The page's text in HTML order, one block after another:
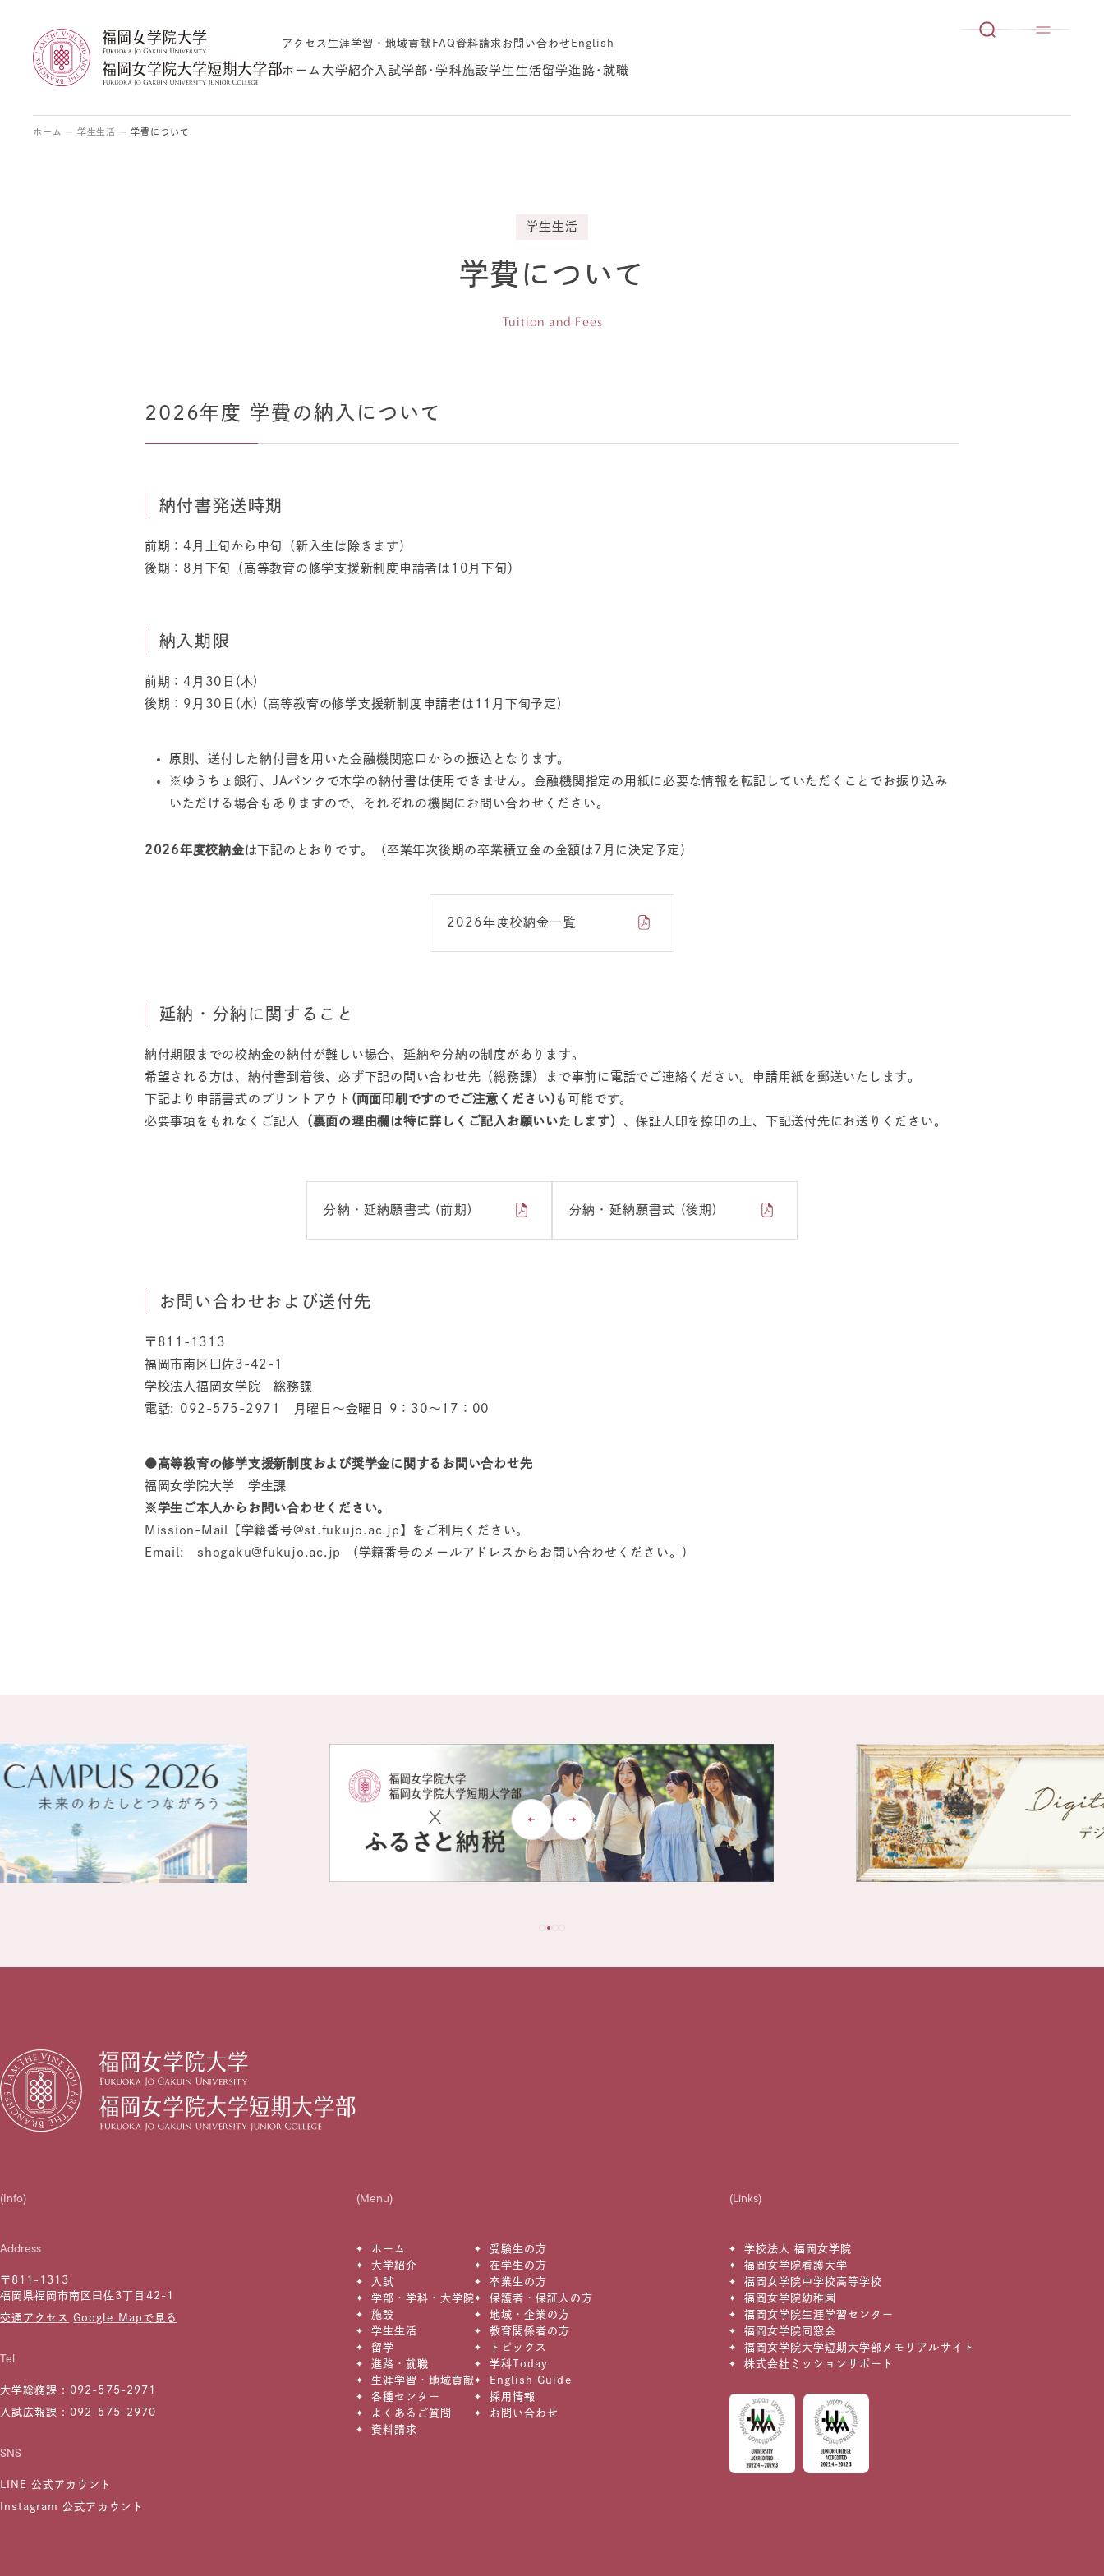
アクセス生涯学習・地域貢献 FAQ資料請求 お問い合わせ English
ホーム 大学紹介 入試学部･学科施設学生生活留学進路･就職
ホーム 学生生活 学費について
学生生活
学費について
Tuition and Fees
2026年度 学費の納入について
納付書発送時期
前期：4月上旬から中旬（新入生は除きます）
後期：8月下旬（高等教育の修学支援新制度申請者は10月下旬）
納入期限
前期：4月30日(木)
後期：9月30日(水) (高等教育の修学支援新制度申請者は11月下旬予定)
原則、送付した納付書を用いた金融機関窓口からの振込となります。
※ゆうちょ銀行、JAバンクで本学の納付書は使用できません。金融機関指定の用紙に必要な情報を転記していただくことでお振り込み
いただける場合もありますので、それぞれの機関にお問い合わせください。
2026年度校納金は下記のとおりです。（卒業年次後期の卒業積立金の金額は7月に決定予定）
2026年度校納金一覧
延納・分納に関すること
納付期限までの校納金の納付が難しい場合、延納や分納の制度があります。
希望される方は、納付書到着後、必ず下記の問い合わせ先（総務課）まで事前に電話でご連絡ください。申請用紙を郵送いたします。
下記より申請書式のプリントアウト (両面印刷ですのでご注意ください) も可能です。
必要事項をもれなくご記入
（裏面の理由欄は特に詳しくご記入お願いいたします） 、保証人印を捺印の上、下記送付先にお送りください。
分納・延納願書式 (前期) 分納・延納願書式 (後期)
お問い合わせおよび送付先
〒811-1313
福岡市南区曰佐3-42-1
学校法人福岡女学院 総務課
電話: 092-575-2971 月曜日～金曜日 9：30～17：00
●高等教育の修学支援新制度および奨学金に関するお問い合わせ先
福岡女学院大学 学生課
※学生ご本人からお問い合わせください。
Mission-Mail【学籍番号@st.fukujo.ac.jp】をご利用ください。
Email: shogaku@fukujo.ac.jp （学籍番号のメールアドレスからお問い合わせください。）
(Info)
Address
〒811-1313
福岡県福岡市南区曰佐3丁目42-1
交通アクセス Google Mapで見る
Tel
大学総務課 : 092-575-2971
入試広報課 : 092-575-2970
SNS
LINE 公式アカウント
Instagram 公式アカウント
(Menu)
ホーム
大学紹介
入試
学部・学科・大学院
施設
学生生活
留学
進路・就職
生涯学習・地域貢献
各種センター
よくあるご質問
資料請求
受験生の方
在学生の方
卒業生の方
保護者・保証人の方
地域・企業の方
教育関係者の方
トピックス
学科Today
English Guide
採用情報
お問い合わせ
(Links)
学校法人 福岡女学院
福岡女学院看護大学
福岡女学院中学校高等学校
福岡女学院幼稚園
福岡女学院生涯学習センター
福岡女学院同窓会
福岡女学院大学短期大学部メモリアルサイト
株式会社ミッションサポート